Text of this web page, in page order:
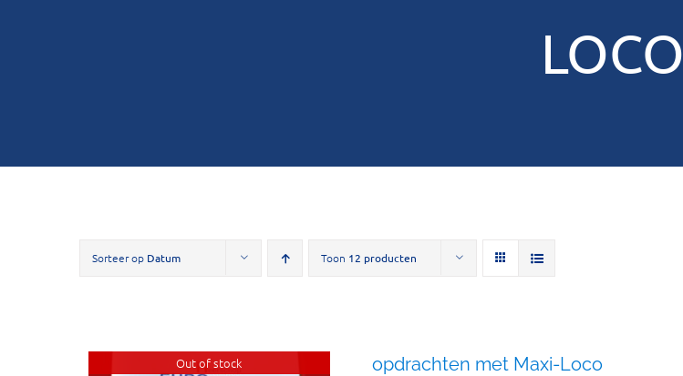
LOCO
Sorteer op Datum Toon 12 producten
Out of stock opdrachten met Maxi-Loco